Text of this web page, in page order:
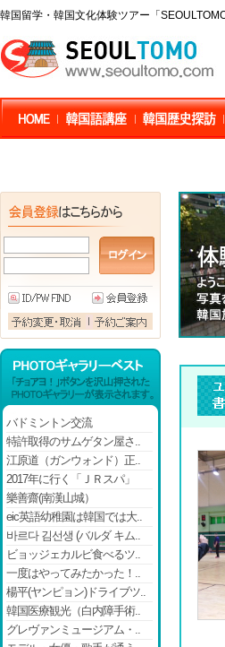
韓国留学・韓国文化体験ツアー「
バドミントン交流
特許取得のサムゲタン屋さ..
江原道（ガンウォンド）正..
2017年に行く「ＪＲスパ」
樂善齋(南漢山城）
eic英語幼稚園は韓国では大..
바르다 김선생 (バルダ キム..
ビョッジェカルビ食べるツ..
一度はやってみたかった！..
楊平(ヤンピョン)ドライブツ..
韓国医療観光（白内障手術..
グレヴァンミュージアム・..